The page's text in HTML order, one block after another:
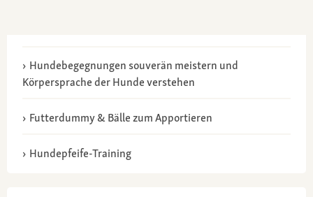
Hundebegegnungen souverän meistern und
Körpersprache der Hunde verstehen
Futterdummy & Bälle zum Apportieren
Hundepfeife-Training